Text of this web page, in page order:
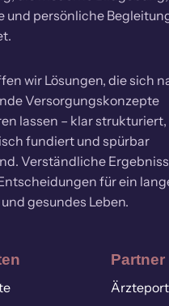
und persönliche
wir Lösungen, die sich
Versorgungskonzepte
lassen – klar strukturiert,
fundiert und spürbar
Verständliche
für ein
gesundes Leben.
Partner